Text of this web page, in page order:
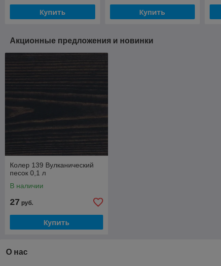
Купить Купить
Акционные предложения и новинки
Колер 139 Вулканический
песок 0,1 л
В наличии
27 руб.
Купить
О нас